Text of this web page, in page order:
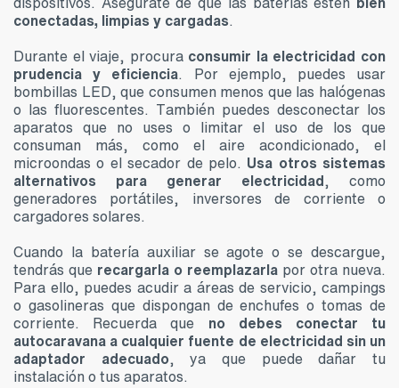
conectadas, limpias y cargadas.
Durante el viaje, procura consumir la electricidad con
prudencia y eficiencia. Por ejemplo, puedes usar
bombillas LED, que consumen menos que las halógenas
o las fluorescentes. También puedes desconectar los
aparatos que no uses o limitar el uso de los que
consuman más, como el aire acondicionado, el
microondas o el secador de pelo. Usa otros sistemas
alternativos para generar electricidad, como
generadores portátiles, inversores de corriente o
cargadores solares.
Cuando la batería auxiliar se agote o se descargue,
tendrás que recargarla o reemplazarla por otra nueva.
Para ello, puedes acudir a áreas de servicio, campings
o gasolineras que dispongan de enchufes o tomas de
corriente. Recuerda que no debes conectar tu
autocaravana a cualquier fuente de electricidad sin un
adaptador adecuado, ya que puede dañar tu
instalación o tus aparatos.